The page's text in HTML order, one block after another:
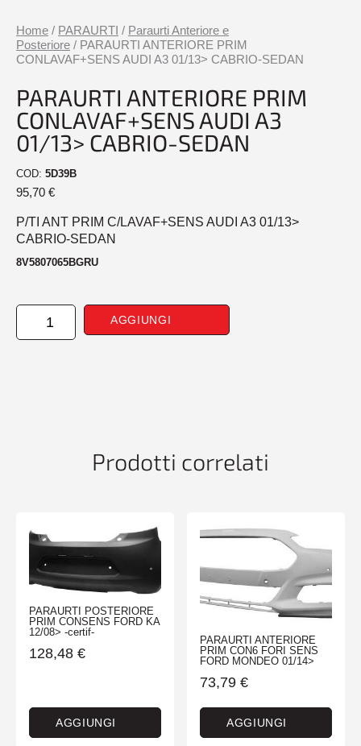
Home / PARAURTI / Paraurti Anteriore e
Posteriore / PARAURTI ANTERIORE PRIM
CONLAVAF+SENS AUDI A3 01/13> CABRIO-SEDAN
PARAURTI ANTERIORE PRIM
CONLAVAF+SENS AUDI A3
01/13> CABRIO-SEDAN
COD: 5D39B
95,70 €
P/TI ANT PRIM C/LAVAF+SENS AUDI A3 01/13>
CABRIO-SEDAN
8V5807065BGRU
PARAURTI
ANTERIORE
AGGIUNGI
Prodotti correlati
PARAURTI POSTERIORE
PRIM CONSENS FORD KA
12/08> -certif-
128,48 €
AGGIUNGI
PARAURTI ANTERIORE
PRIM CON6 FORI SENS
FORD MONDEO 01/14>
73,79 €
AGGIUNGI